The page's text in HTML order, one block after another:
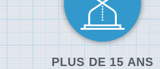
PLUS DE 15 ANS